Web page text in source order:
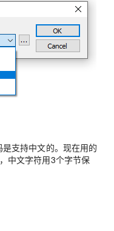
支持中文的。现在用的
中文字符用3个字节保